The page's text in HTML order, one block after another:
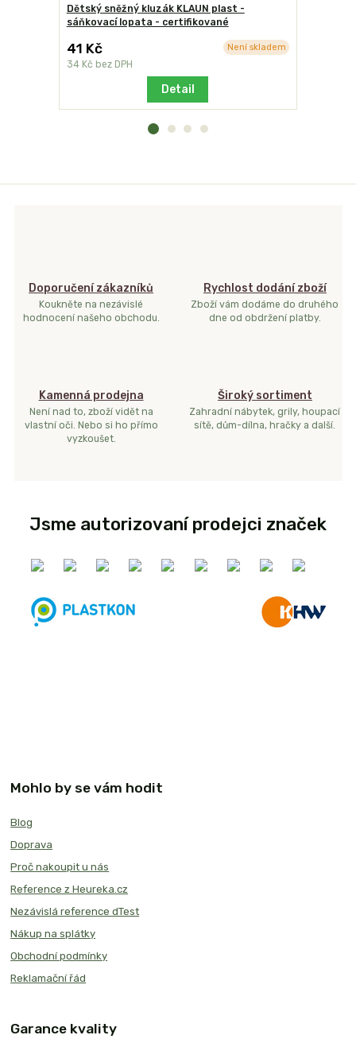
Dětský sněžný kluzák KLAUN plast -
sáňkovací lopata - certifikované
41 Kč
34 Kč bez DPH
Není skladem
Detail
Doporučení zákazníků
Koukněte na nezávislé
hodnocení našeho obchodu.
Rychlost dodání zboží
Zboží vám dodáme do druhého
dne od obdržení platby.
Kamenná prodejna
Není nad to, zboží vidět na
vlastní oči. Nebo si ho přímo
vyzkoušet.
Široký sortiment
Zahradní nábytek, grily, houpací
sítě, dům-dílna, hračky a další.
Jsme autorizovaní prodejci značek
Mohlo by se vám hodit
Blog
Doprava
Proč nakoupit u nás
Reference z Heureka.cz
Nezávislá reference dTest
Nákup na splátky
Obchodní podmínky
Reklamační řád
Garance kvality